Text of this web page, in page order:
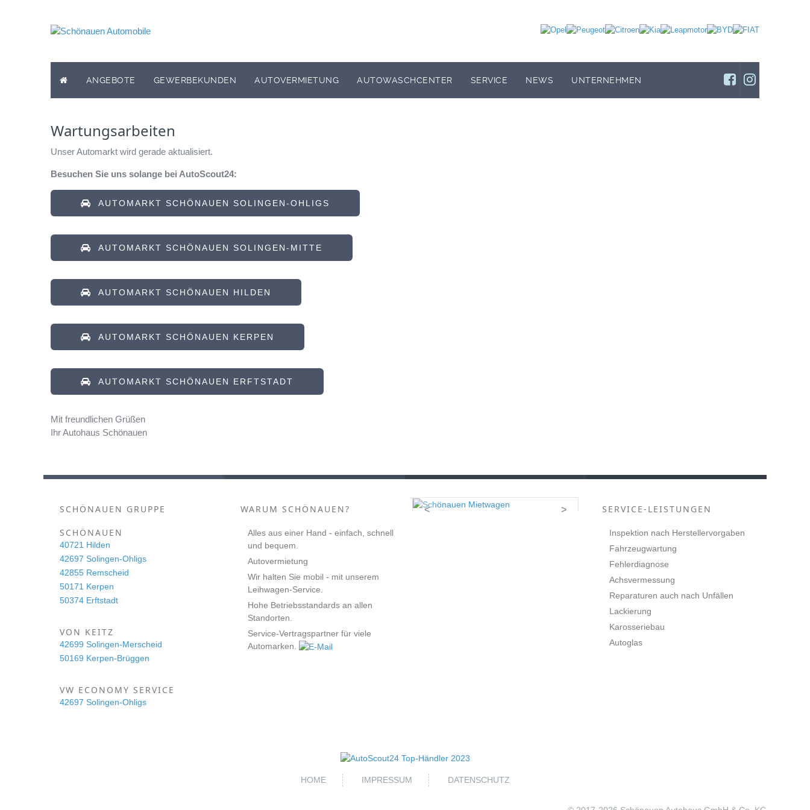
ANGEBOTE GEWERBEKUNDEN AUTOVERMIETUNG AUTOWASCHCENTER SERVICE NEWS UNTERNEHMEN
Wartungsarbeiten
Unser Automarkt wird gerade aktualisiert.
Besuchen Sie uns solange bei AutoScout24:
AUTOMARKT SCHÖNAUEN SOLINGEN-OHLIGS
AUTOMARKT SCHÖNAUEN SOLINGEN-MITTE
AUTOMARKT SCHÖNAUEN HILDEN
AUTOMARKT SCHÖNAUEN KERPEN
AUTOMARKT SCHÖNAUEN ERFTSTADT
Mit freundlichen Grüßen
Ihr Autohaus Schönauen
SCHÖNAUEN GRUPPE
SCHÖNAUEN
40721 Hilden
42697 Solingen-Ohligs
42855 Remscheid
50171 Kerpen
50374 Erftstadt
VON KEITZ
42699 Solingen-Merscheid
50169 Kerpen-Brüggen
VW ECONOMY SERVICE
42697 Solingen-Ohligs
WARUM SCHÖNAUEN?
Alles aus einer Hand - einfach, schnell
und bequem.
Autovermietung
Wir halten Sie mobil - mit unserem
Leihwagen-Service.
Hohe Betriebsstandards an allen
Standorten.
Service-Vertragspartner für viele
Automarken.
< > SERVICE-LEISTUNGEN
Inspektion nach Herstellervorgaben
Fahrzeugwartung
Fehlerdiagnose
Achsvermessung
Reparaturen auch nach Unfällen
Lackierung
Karosseriebau
Autoglas
HOME IMPRESSUM DATENSCHUTZ